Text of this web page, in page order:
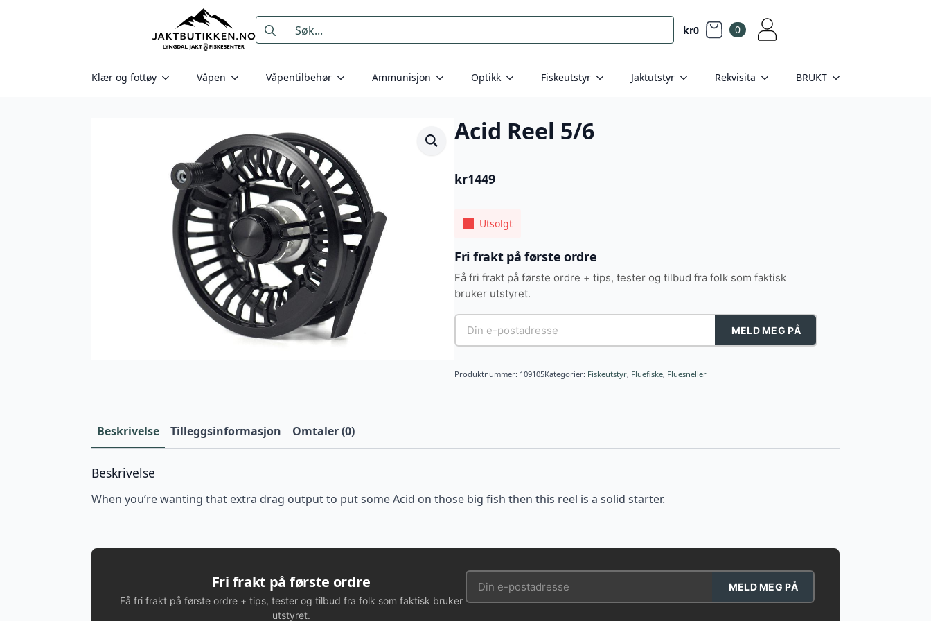
Search
for:
kr0 0
Klær og fottøy Våpen Våpentilbehør Ammunisjon Optikk Fiskeutstyr Jaktutstyr Rekvisita BRUKT
Acid Reel 5/6
kr1449
Utsolgt
Fri frakt på første ordre
Få fri frakt på første ordre + tips, tester og tilbud fra folk som faktisk
bruker utstyret.
MELD MEG PÅ
Produktnummer: 109105Kategorier: Fiskeutstyr, Fluefiske, Fluesneller
Beskrivelse Tilleggsinformasjon Omtaler (0)
Beskrivelse
When you’re wanting that extra drag output to put some Acid on those big fish then this reel is a solid starter.
Fri frakt på første ordre
Få fri frakt på første ordre + tips, tester og tilbud fra folk som faktisk bruker
utstyret.
MELD MEG PÅ